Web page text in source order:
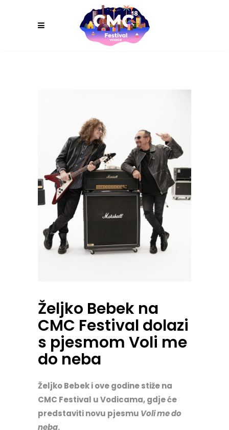
Željko Bebek na
CMC Festival dolazi
s pjesmom Voli me
do neba
Željko Bebek i ove godine stiže na
CMC Festival u Vodicama, gdje će
predstaviti novu pjesmu Voli me do
neba.